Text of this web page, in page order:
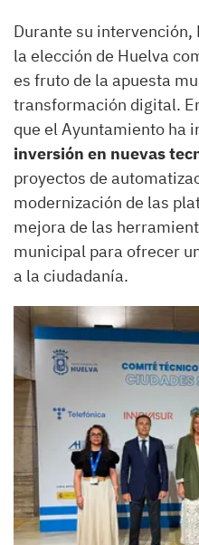
Durante su
la elección de Huelva
es fruto de la apuesta
transformación digital.
que el Ayuntamiento ha
inversión en nuevas
proyectos de
modernización de las
mejora de las
municipal para ofrecer
a la ciudadanía.